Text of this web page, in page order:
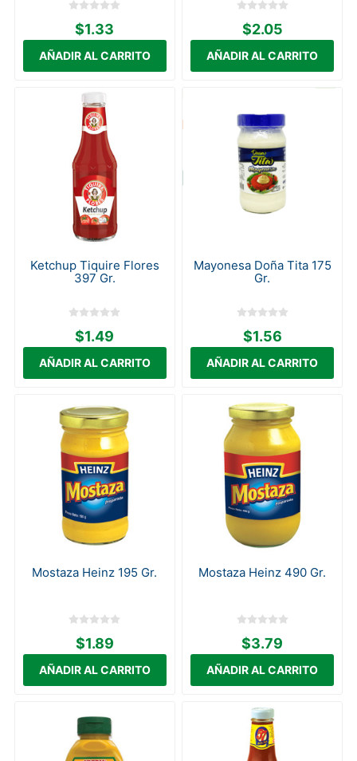
$1.33 $2.05
Ketchup Tiquire Flores
397 Gr.
$1.49
Mayonesa Doña Tita 175
Gr.
$1.56
Mostaza Heinz 195 Gr.
$1.89
Mostaza Heinz 490 Gr.
$3.79